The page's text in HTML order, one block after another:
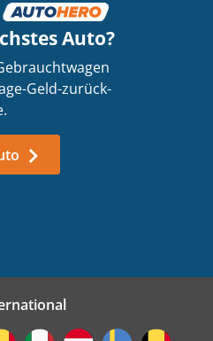
Auto zu
nehme?
in der Filiale?
Auto?
Geld-zurück-